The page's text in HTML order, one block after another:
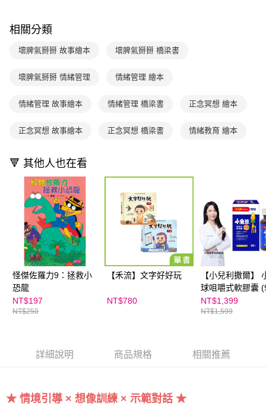
買賣價金債權讓與本公司後，依約使用本公司帳單繳交帳款。
2.基於同意付款使用「大哥付你分期」之契約關係目的，商店將以您的個人
資料（包含姓名、電話或地址）提供予台灣大哥大進項蒐集、處理及利用，
後付繳納相關費用。
是否繳費成功／繳費後需取消欲退款等相關疑問，請聯繫「AFTEE先享後付
易，需依本服務之必要範圍內提供個人資料，並將交易相關給付款項請求債
２．關於個人資料處理事宜，請瀏覽以下網址：
「AFTEE先享後付」，若未經同意申辦者引起之損失，本公司不負相關責
任。
４．使用「AFTEE先享後付」時，將依據個別帳號之用戶狀況，依本公司即
時審查核予不同之上限額度；若仍有額度不足之情形，本公司將視審查結果
請求用戶進行身份認證。
５．嚴禁一人註冊多個帳號或使用他人資訊註冊。若發現惡意使用之情形，
恩沛科技股份有限公司將有權停止該用戶之使用額度並採取法律行動。
海外包裹航空運送
相關分類
壞脾氣掰掰 故事繪本 壞脾氣掰掰 橋梁書
壞脾氣掰掰 情緒管理 情緒管理 繪本
情緒管理 故事繪本 情緒管理 橋梁書 正念冥想 繪本
正念冥想 故事繪本 正念冥想 橋梁書 情緒教育 繪本
🔻 其他人也在看
怪傑佐羅力9：拯救小
恐龍
NT$197
NT$250
【禾流】文字好好玩
NT$780
【小兒利撒爾】
球咀嚼式軟膠囊
瓶)
NT$1,399
NT$1,599
詳細說明 商品規格 相關推薦
★ 情境引導 × 想像訓練 × 示範對話 ★